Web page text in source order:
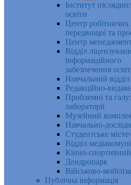
Інститут
освіти
Центр робітничих
передвищої та
Центр
Відділ
інформаційного
забезпечення
Навчальний відділ
Редакційно-
Проблемні та
лабораторії
Музейний
Навчально-
Студентське
Відділ
Кінно-
Дендропарк
Військово-
Публічна інформація